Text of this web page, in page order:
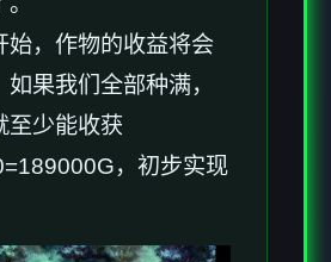
始，作物的收益将会
果我们全部种满，
至少能收获
，初步实现